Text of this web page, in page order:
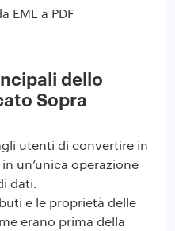
dello
Sopra
utenti di convertire in
un’unica operazione
dati.
e le proprietà delle
erano prima della